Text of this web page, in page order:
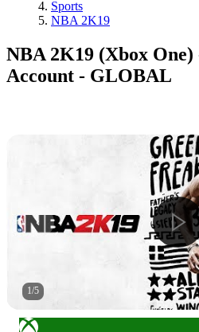
Sports
NBA 2K19
NBA 2K19 (Xbox
Account - GLOBAL
1/5